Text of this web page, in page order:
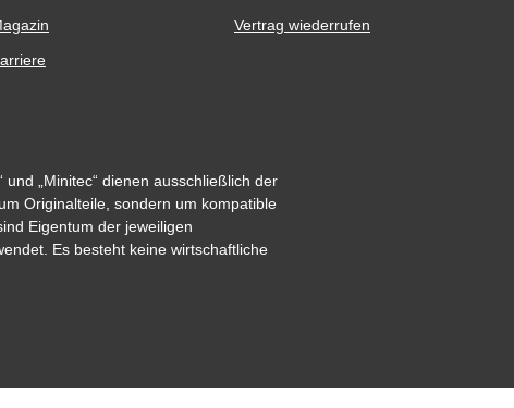
Vertrag wiederrufen
und „Minitec“ dienen ausschließlich der
Originalteile, sondern um kompatible
Eigentum der jeweiligen
Es besteht keine wirtschaftliche